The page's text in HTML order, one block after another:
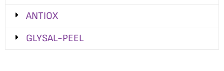
ANTIOX
GLYSAL-PEEL